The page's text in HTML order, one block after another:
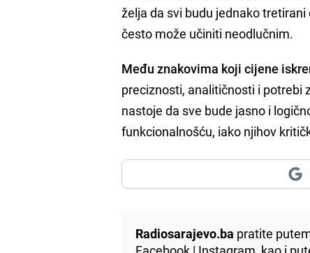
želja da svi budu jednako
često može učiniti neodlučnim.
Među znakovima koji cijene
preciznosti, analitičnosti i potrebi
nastoje da sve bude jasno i
funkcionalnošću, iako njihov
Radiosarajevo.ba pratite